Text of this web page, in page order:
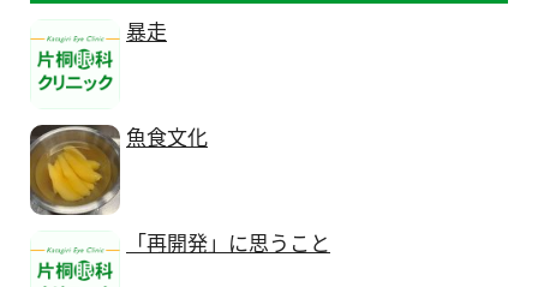
暴走
魚食文化
「再開発」に思うこと